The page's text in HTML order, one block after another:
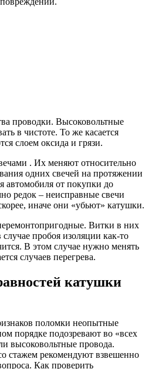
проводки. Высоковольтные
в чистоте. То же касается
слоем оксида и грязи.
. Их меняют относительно
одних свечей на протяжении
автомобиля от покупки до
редок – неисправные свечи
иначе они «убьют» катушки.
Витки в них
пробоя изоляции как-то
В этом случае нужно менять
случаев перегрева.
катушки
поломки неопытные
порядке подозревают во «всех
высоковольтные провода.
стажем рекомендуют взвешенно
Как проверить